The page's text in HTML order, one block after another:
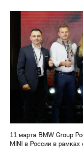
11 марта BMW Group
MINI в России в рамках